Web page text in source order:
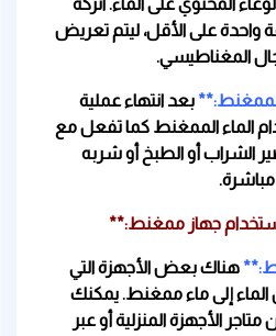
المحتوي على الماء. اتركه
واحدة على الأقل، ليتم تعريض
المغناطيسي.
بعد انتهاء عملية
الماء الممغنط كما تفعل مع
الشراب أو الطبخ أو شربه
مباشرة.
هناك بعض الأجهزة التي
إلى ماء ممغنط. يمكنك
الأجهزة المنزلية أو عبر